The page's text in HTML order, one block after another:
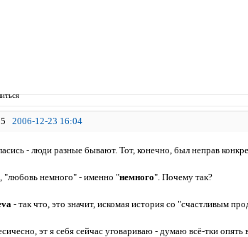
5 2006-12-23 16:04
- люди разные бывают. Тот, конечно, был неправ
"любовь немного" - именно "немного". Почему так?
- так что, это значит, искомая история со "счастливым
эт я себя сейчас уговариваю - думаю всё-тки